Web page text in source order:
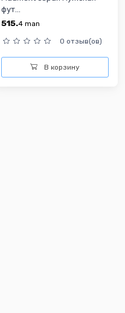
фут...
515.4 man
0 отзыв(ов)
В корзину